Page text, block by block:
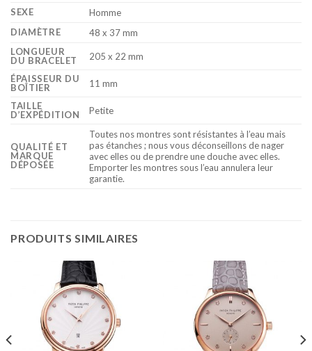
SEXE
Homme
DIAMÈTRE
48 x 37 mm
LONGUEUR
DU BRACELET
205 x 22 mm
ÉPAISSEUR DU
BOÎTIER
11 mm
TAILLE
D’EXPÉDITION
Petite
QUALITÉ ET
MARQUE
DÉPOSÉE
Toutes nos montres sont résistantes à l’eau mais
pas étanches ; nous vous déconseillons de nager
avec elles ou de prendre une douche avec elles.
Emporter les montres sous l’eau annulera leur
garantie.
PRODUITS SIMILAIRES